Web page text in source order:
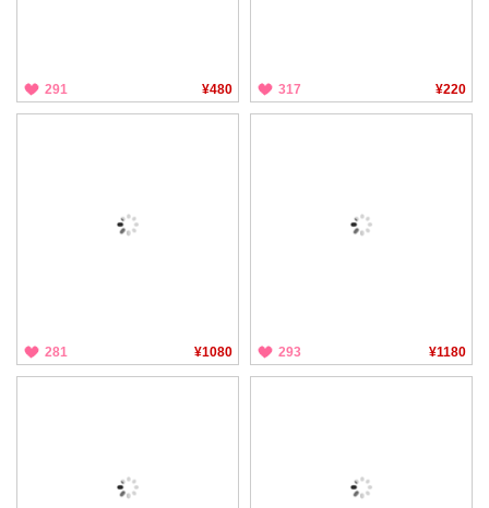
291 ¥480 317 ¥220
281 ¥1080 293 ¥1180